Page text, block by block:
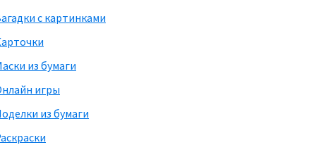
с картинками
из бумаги
игры
из бумаги